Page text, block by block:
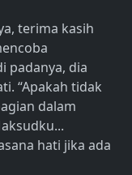
terima kasih
padanya, dia
“Apakah tidak
dalam
hati jika ada